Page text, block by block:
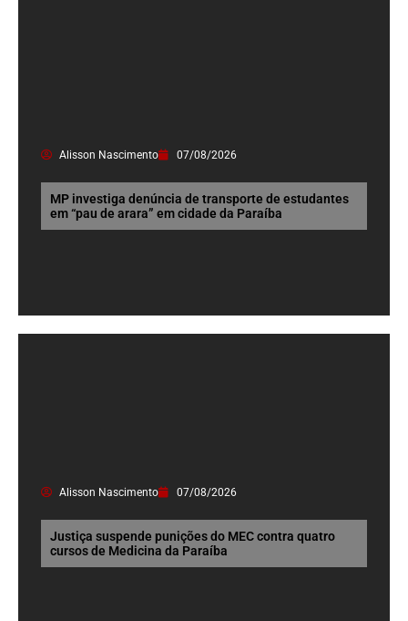
Alisson Nascimento 07/08/2026
MP investiga denúncia de transporte de estudantes
em “pau de arara” em cidade da Paraíba
Alisson Nascimento 07/08/2026
Justiça suspende punições do MEC contra quatro
cursos de Medicina da Paraíba